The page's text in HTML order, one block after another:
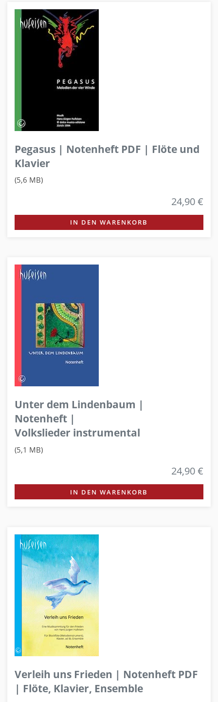
Pegasus | Notenheft PDF | Flöte und
Klavier
(5,6 MB)
24,90 €
IN DEN WARENKORB
Unter dem Lindenbaum |
Notenheft |
Volkslieder instrumental
(5,1 MB)
24,90 €
IN DEN WARENKORB
Verleih uns Frieden | Notenheft PDF
| Flöte, Klavier, Ensemble